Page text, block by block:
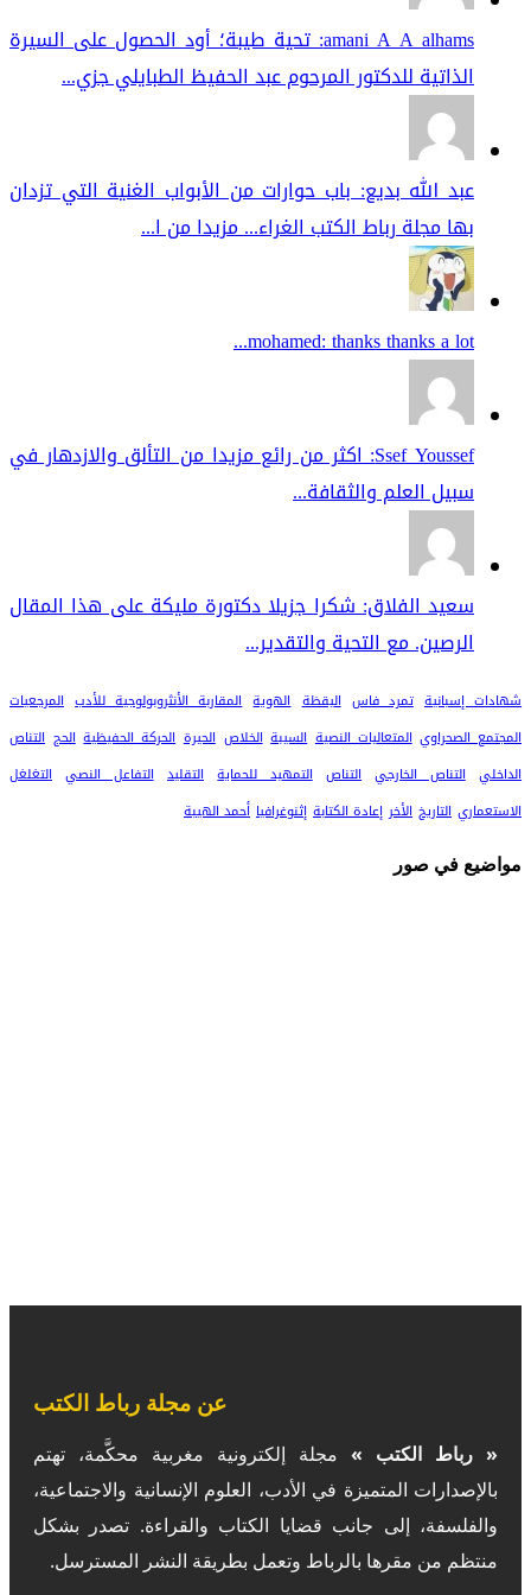
amani A A alhams: تحية طيبة؛ أود الحصول على السيرة
الذاتية للدكتور المرحوم عبد الحفيظ الطبايلي جزي...
عبد الله بديع: باب حوارات من الأبواب الغنية التي تزدان
بها مجلة رباط الكتب الغراء... مزيدا من ا...
mohamed: thanks thanks a lot...
Ssef Youssef: اكثر من رائع مزيدا من التألق والازدهار في
سبيل العلم والثقافة...
سعيد الفلاق: شكرا جزيلا دكتورة مليكة على هذا المقال
الرصين. مع التحية والتقدير...
شهادات إسبانية تمرد فاس اليقظة الهوية المقاربة الأنثروبولوجية للأدب المرجعيات
المجتمع الصحراوي المتعاليات النصية السيبة الخلاص الحيرة الحركة الحفيظية الحج التناص
الداخلي التناص الخارجي التناص التمهيد للحماية التقليد التفاعل النصي التغلغل
الاستعماري التاريخ الأخر إعادة الكتابة إثنوغرافيا أحمد الهيبة
مواضيع في صور
عن مجلة رباط الكتب
« رباط الكتب » مجلة إلكترونية مغربية محكَّمة، تهتم
بالإصدارات المتميزة في الأدب، العلوم الإنسانية والاجتماعية،
والفلسفة، إلى جانب قضايا الكتاب والقراءة. تصدر بشكل
منتظم من مقرها بالرباط وتعمل بطريقة النشر المسترسل.